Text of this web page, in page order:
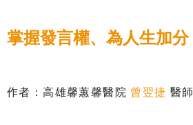
掌握發言權、為人生加分
作者：高雄馨蕙馨醫院 曾翌捷 醫師